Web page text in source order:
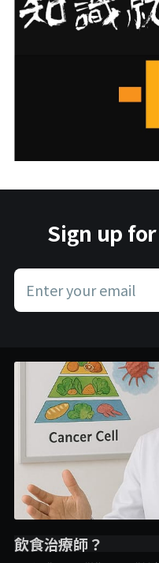
Sign up
Enter your email
飲食治療師？